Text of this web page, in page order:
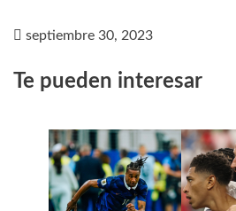
septiembre 30, 2023
Te pueden interesar